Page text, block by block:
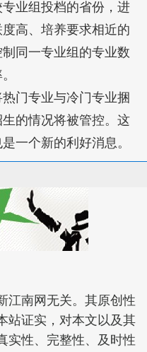
业组投档的省份，进
高、培养要求相近的
同一专业组的专业数
门专业与冷门专业捆
的情况将被管控。这
一个新的利好消息。
江南网无关。其原创性
站证实，对本文以及其
实性、完整性、及时性